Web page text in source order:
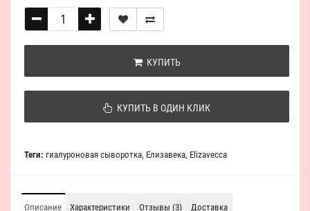
КУПИТЬ
КУПИТЬ В ОДИН КЛИК
Теги: гиалуроновая сыворотка, Елизавека, Elizavecca
Описание Характеристики Отзывы (3) Доставка